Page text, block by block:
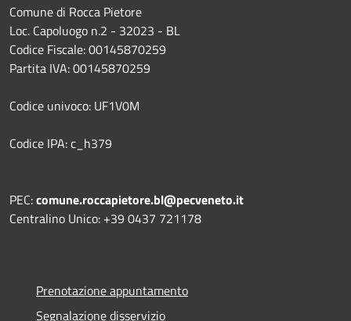
Comune di Rocca Pietore
Loc. Capoluogo n.2 - 32023 - BL
Codice Fiscale: 00145870259
Partita IVA: 00145870259
Codice univoco: UF1V0M
Codice IPA: c_h379
PEC:comune.roccapietore.bl@pecveneto.it
Centralino Unico: +39 0437 721178
Prenotazione appuntamento
Segnalazione disservizio